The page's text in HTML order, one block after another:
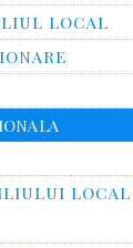
LOCAL
LOCAL